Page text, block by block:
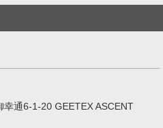
通6-1-20 GEETEX ASCENT